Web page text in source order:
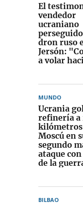
El
vendedor
ucraniano
dron ruso
Jersón:
a volar
MUNDO
Ucrania
refinería a
kilómetros
Moscú en
segundo
ataque
de la
BILBAO